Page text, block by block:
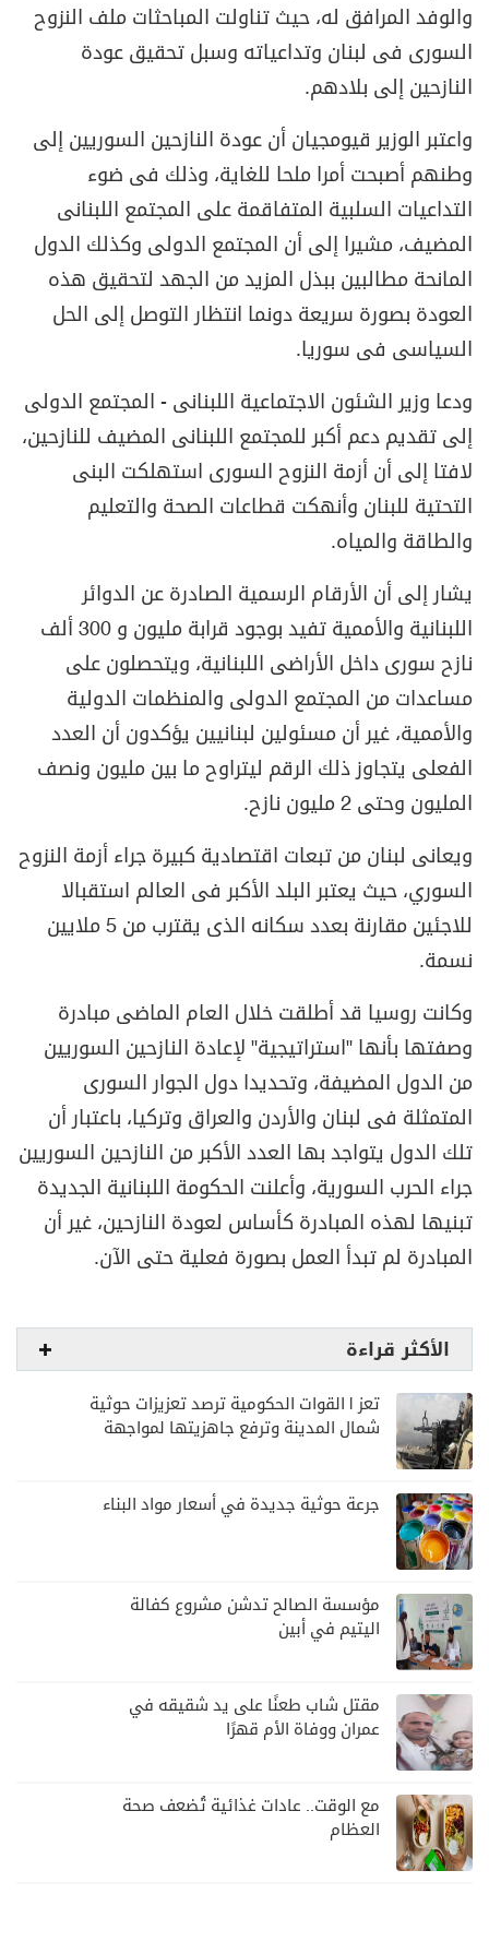
والوفد المرافق له، حيث تناولت المباحثات ملف النزوح
السورى فى لبنان وتداعياته وسبل تحقيق عودة
النازحين إلى بلادهم.
واعتبر الوزير قيومجيان أن عودة النازحين السوريين إلى
وطنهم أصبحت أمرا ملحا للغاية، وذلك فى ضوء
التداعيات السلبية المتفاقمة على المجتمع اللبنانى
المضيف، مشيرا إلى أن المجتمع الدولى وكذلك الدول
المانحة مطالبين ببذل المزيد من الجهد لتحقيق هذه
العودة بصورة سريعة دونما انتظار التوصل إلى الحل
السياسى فى سوريا.
ودعا وزير الشئون الاجتماعية اللبنانى - المجتمع الدولى
إلى تقديم دعم أكبر للمجتمع اللبنانى المضيف للنازحين،
لافتا إلى أن أزمة النزوح السورى استهلكت البنى
التحتية للبنان وأنهكت قطاعات الصحة والتعليم
والطاقة والمياه.
يشار إلى أن الأرقام الرسمية الصادرة عن الدوائر
اللبنانية والأممية تفيد بوجود قرابة مليون و 300 ألف
نازح سورى داخل الأراضى اللبنانية، ويتحصلون على
مساعدات من المجتمع الدولى والمنظمات الدولية
والأممية، غير أن مسئولين لبنانيين يؤكدون أن العدد
الفعلى يتجاوز ذلك الرقم ليتراوح ما بين مليون ونصف
المليون وحتى 2 مليون نازح.
ويعانى لبنان من تبعات اقتصادية كبيرة جراء أزمة النزوح
السوري، حيث يعتبر البلد الأكبر فى العالم استقبالا
للاجئين مقارنة بعدد سكانه الذى يقترب من 5 ملايين
نسمة.
وكانت روسيا قد أطلقت خلال العام الماضى مبادرة
وصفتها بأنها "استراتيجية" لإعادة النازحين السوريين
من الدول المضيفة، وتحديدا دول الجوار السورى
المتمثلة فى لبنان والأردن والعراق وتركيا، باعتبار أن
تلك الدول يتواجد بها العدد الأكبر من النازحين السوريين
جراء الحرب السورية، وأعلنت الحكومة اللبنانية الجديدة
تبنيها لهذه المبادرة كأساس لعودة النازحين، غير أن
المبادرة لم تبدأ العمل بصورة فعلية حتى الآن.
الأكثر قراءة
تعز | القوات الحكومية ترصد تعزيزات حوثية
شمال المدينة وترفع جاهزيتها لمواجهة
جرعة حوثية جديدة في أسعار مواد البناء
مؤسسة الصالح تدشن مشروع كفالة
اليتيم في أبين
مقتل شاب طعنًا على يد شقيقه في
عمران ووفاة الأم قهرًا
مع الوقت.. عادات غذائية تُضعف صحة
العظام